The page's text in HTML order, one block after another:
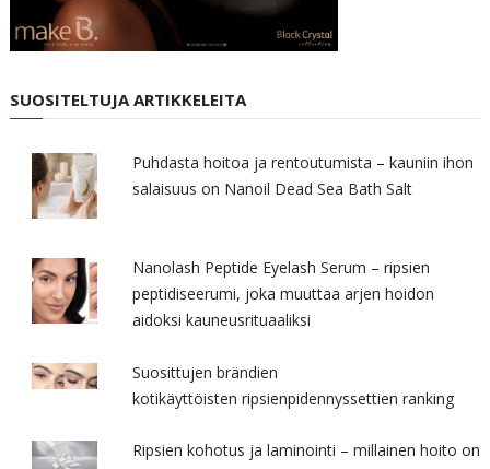
SUOSITELTUJA ARTIKKELEITA
Puhdasta hoitoa ja rentoutumista – kauniin ihon
salaisuus on Nanoil Dead Sea Bath Salt
Nanolash Peptide Eyelash Serum – ripsien
peptidiseerumi, joka muuttaa arjen hoidon
aidoksi kauneusrituaaliksi
Suosittujen brändien
kotikäyttöisten ripsienpidennyssettien ranking
Ripsien kohotus ja laminointi – millainen hoito on